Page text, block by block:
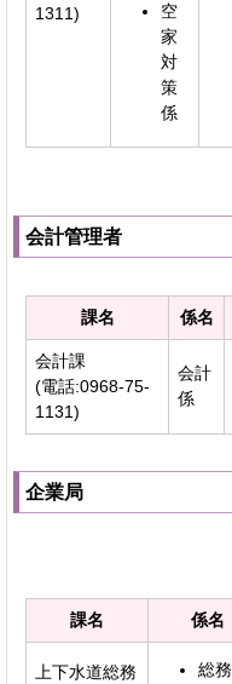
1311)
空
家
対
策
係
会計管理者
課名
係名
会計課
(電話:0968-75-
1131)
会計
係
企業局
課名
係名
上下水道総務
総務